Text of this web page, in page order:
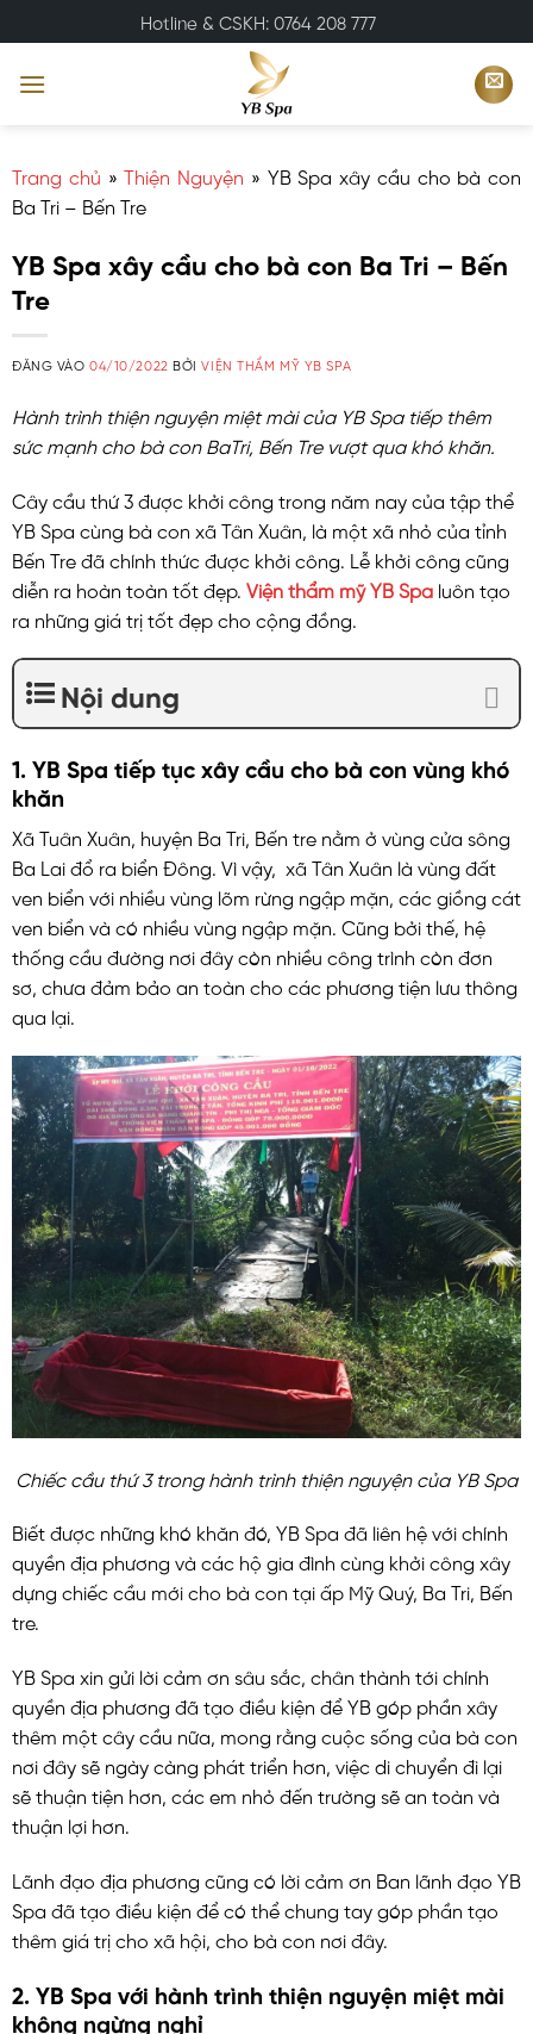
qua
nội
Hotline & CSKH: 0764 208 777
Trang chủ »Thiện Nguyện » YB Spa xây cầu cho bà con
Ba Tri – Bến Tre
YB Spa xây cầu cho bà con Ba Tri – Bến
Tre
ĐĂNG VÀO04/10/2022 BỞIVIỆN THẨM MỸ YB SPA
Hành trình thiện nguyện miệt mài của YB Spa tiếp thêm
sức mạnh cho bà con BaTri, Bến Tre vượt qua khó khăn.
Cây cầu thứ 3 được khởi công trong năm nay của tập thể
YB Spa cùng bà con xã Tân Xuân, là một xã nhỏ của tỉnh
Bến Tre đã chính thức được khởi công. Lễ khởi công cũng
diễn ra hoàn toàn tốt đẹp. Viện thẩm mỹ YB Spa luôn tạo
ra những giá trị tốt đẹp cho cộng đồng.
Nội dung
1. YB Spa tiếp tục xây cầu cho bà con vùng khó
khăn
Xã Tuân Xuân, huyện Ba Tri, Bến tre nằm ở vùng cửa sông
Ba Lai đổ ra biển Đông. Vì vậy, xã Tân Xuân là vùng đất
ven biển với nhiều vùng lõm rừng ngập mặn, các giồng cát
ven biển và có nhiều vùng ngập mặn. Cũng bởi thế, hệ
thống cầu đường nơi đây còn nhiều công trình còn đơn
sơ, chưa đảm bảo an toàn cho các phương tiện lưu thông
qua lại.
Chiếc cầu thứ 3 trong hành trình thiện nguyện của YB Spa
Biết được những khó khăn đó, YB Spa đã liên hệ với chính
quyền địa phương và các hộ gia đình cùng khởi công xây
dựng chiếc cầu mới cho bà con tại ấp Mỹ Quý, Ba Tri, Bến
tre.
YB Spa xin gửi lời cảm ơn sâu sắc, chân thành tới chính
quyền địa phương đã tạo điều kiện để YB góp phần xây
thêm một cây cầu nữa, mong rằng cuộc sống của bà con
nơi đây sẽ ngày càng phát triển hơn, việc di chuyển đi lại
sẽ thuận tiện hơn, các em nhỏ đến trường sẽ an toàn và
thuận lợi hơn.
Lãnh đạo địa phương cũng có lời cảm ơn Ban lãnh đạo YB
Spa đã tạo điều kiện để có thể chung tay góp phần tạo
thêm giá trị cho xã hội, cho bà con nơi đây.
2. YB Spa với hành trình thiện nguyện miệt mài
không ngừng nghỉ